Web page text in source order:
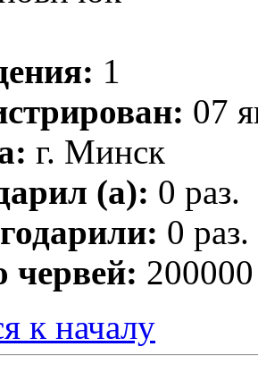
1
07
г. Минск
(а): 0 раз.
0 раз.
червей: 200000
к началу